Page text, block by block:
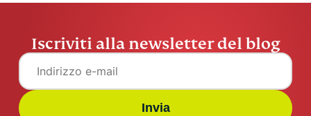
Iscriviti alla newsletter del blog
Invia